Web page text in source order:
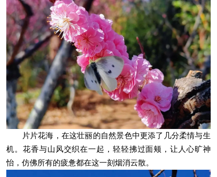
片片花海，在这壮丽的自然景色中更添了几分柔情与生
机。花香与山风交织在一起，轻轻拂过面颊，让人心旷神
怡，仿佛所有的疲惫都在这一刻烟消云散。